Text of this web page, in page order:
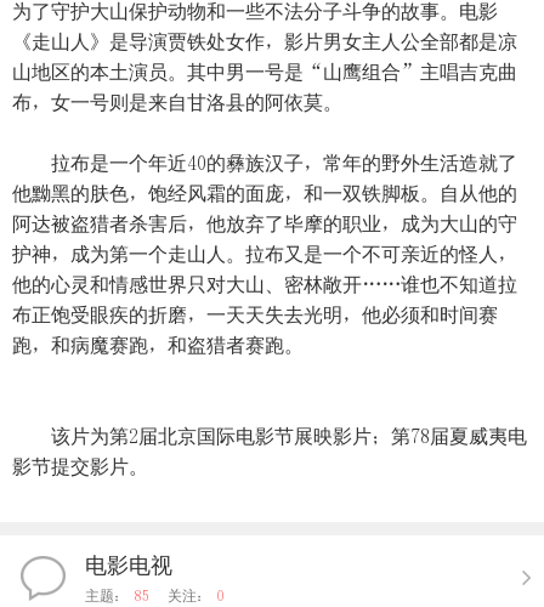
为了守护大山保护动物和一些不法分子斗争的故事。电影
《走山人》是导演贾铁处女作，影片男女主人公全部都是凉
山地区的本土演员。其中男一号是“山鹰组合”主唱吉克曲
布，女一号则是来自甘洛县的阿依莫。
拉布是一个年近40的彝族汉子，常年的野外生活造就了
他黝黑的肤色，饱经风霜的面庞，和一双铁脚板。自从他的
阿达被盗猎者杀害后，他放弃了毕摩的职业，成为大山的守
护神，成为第一个走山人。拉布又是一个不可亲近的怪人，
他的心灵和情感世界只对大山、密林敞开……谁也不知道拉
布正饱受眼疾的折磨，一天天失去光明，他必须和时间赛
跑，和病魔赛跑，和盗猎者赛跑。
该片为第2届北京国际电影节展映影片；第78届夏威夷电
影节提交影片。
电影电视
主题： 85 关注： 0